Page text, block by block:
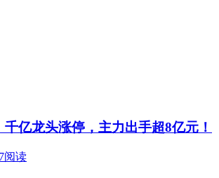
亿龙头涨停，主力出手超8亿元！
阅读